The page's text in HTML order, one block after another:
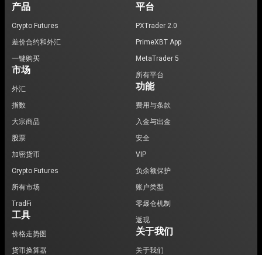
产品
Crypto Futures
差价合约和外汇
一键购买
市场
外汇
指数
大宗商品
股票
加密货币
Crypto Futures
所有市场
TradFi
工具
价格走势图
货币换算器
平台
PXTrader 2.0
PrimeXBT App
MetaTrader 5
所有平台
功能
费用与条款
入金与出金
安全
VIP
负余额保护
账户类型
零爆仓机制
返现
关于我们
关于我们